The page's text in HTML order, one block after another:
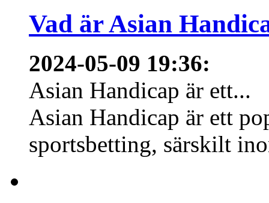
Vad är Asian
2024-05-09 19:36:
Asian Handicap är ett...
Asian Handicap är ett
sportsbetting, särskilt